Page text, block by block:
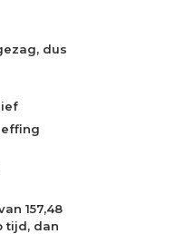
dus
157,48
tijd, dan